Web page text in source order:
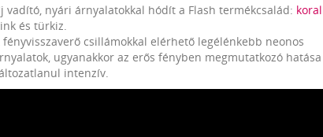
vadító, nyári árnyalatokkal hódít a Flash termékcsalád:
és türkiz.
fényvisszaverő csillámokkal elérhető legélénkebb neonos
ugyanakkor az erős fényben megmutatkozó hatása
intenzív.